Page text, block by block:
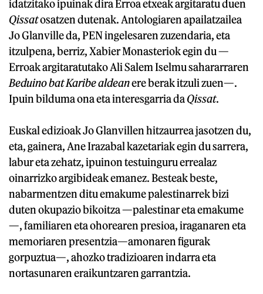
idatzitako ipuinak dira Erroa etxeak argitaratu duen
Qissatosatzen dutenak. Antologiaren apailatzailea
Jo Glanville da, PEN ingelesaren zuzendaria, eta
itzulpena, berriz, Xabier Monasteriok egin du —
Erroak argitaratutako Ali Salem Iselmu sahararraren
Beduino bat Karibe aldeanere berak itzuli zuen—.
Ipuin bilduma ona eta interesgarria daQissat.
Euskal edizioak Jo Glanvillen hitzaurrea jasotzen du,
eta, gainera, Ane Irazabal kazetariak egin du sarrera,
labur eta zehatz, ipuinon testuinguru errealaz
oinarrizko argibideak emanez. Besteak beste,
nabarmentzen ditu emakume palestinarrek bizi
duten okupazio bikoitza —palestinar eta emakume
—, familiaren eta ohorearen presioa, iraganaren eta
memoriaren presentzia—amonaren figurak
gorpuztua—, ahozko tradizioaren indarra eta
nortasunaren eraikuntzaren garrantzia.